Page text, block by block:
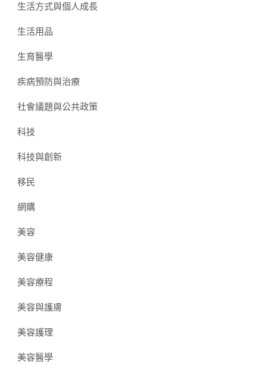
生活方式與個人成長
生活用品
生育醫學
疾病預防與治療
社會議題與公共政策
科技
科技與創新
移民
網購
美容
美容健康
美容療程
美容與護膚
美容護理
美容醫學